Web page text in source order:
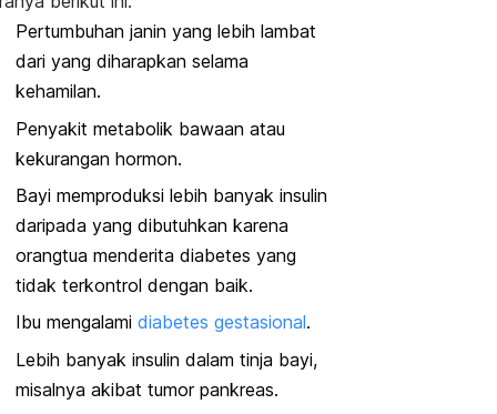
Pertumbuhan janin yang lebih lambat
dari yang diharapkan selama
kehamilan.
Penyakit metabolik bawaan atau
kekurangan hormon.
Bayi memproduksi lebih banyak insulin
daripada yang dibutuhkan karena
orangtua menderita diabetes yang
tidak terkontrol dengan baik.
Ibu mengalami diabetes gestasional.
Lebih banyak insulin dalam tinja bayi,
misalnya akibat tumor pankreas.